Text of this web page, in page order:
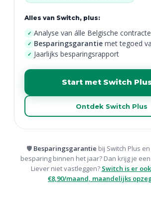
Alles van Switch, plus:
✓ Analyse van álle Belgische
✓ Besparingsgarantie met tegoed
✓ Jaarlijks besparingsrapport
Start met Switch
Ontdek Switch Plus
🛡️ Besparingsgarantie bij Switch Plus
besparing binnen het jaar? Dan krijg je
Liever niet vastleggen? Switch is er
€8,90/maand, maandelijks